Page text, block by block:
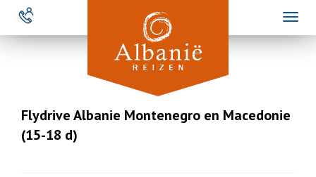
Overslaan
naar
Flydrive Albanie Montenegro en Macedonie
(15-18 d)